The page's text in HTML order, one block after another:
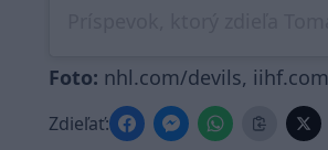
Foto: nhl.com/devils, iihf.com
Zdieľať: